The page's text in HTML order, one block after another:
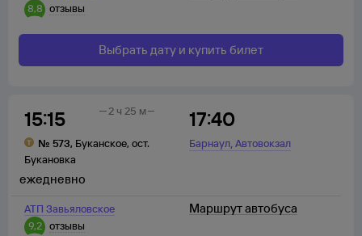
8,8 отзывы
Выбрать дату и купить билет
15:15
№ 573, Буканское, ост.
Букановка
17:40
Барнаул,Автовокзал
2 ч 25 м
АТП Завьяловское
9,2 отзывы
ежедневно
Маршрут автобуса